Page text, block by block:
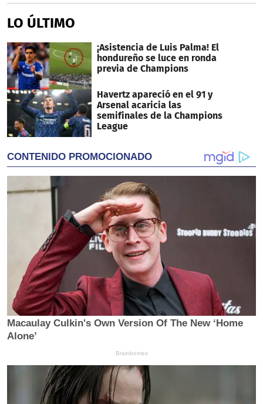
LO ÚLTIMO
¡Asistencia de Luis Palma! El
hondureño se luce en ronda
previa de Champions
Havertz apareció en el 91 y
Arsenal acaricia las
semifinales de la Champions
League